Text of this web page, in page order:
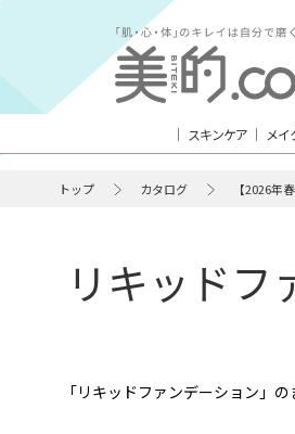
スキンケア メイ
トップ カタログ 【2026年
リキッドフ
「リキッドファンデーション」